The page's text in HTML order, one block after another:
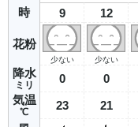
時
花粉
降水
ミリ
気温
℃
9
少ない
0
23
12
少ない
0
21